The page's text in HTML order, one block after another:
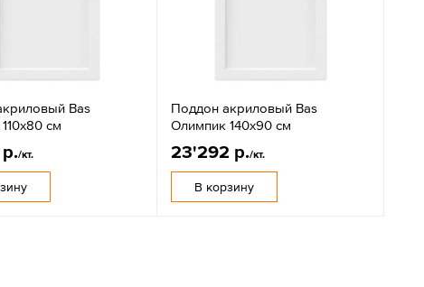
Bas
см
/кт.
Поддон акриловый Bas
Олимпик 140х90 см
23'292 р./кт.
В корзину